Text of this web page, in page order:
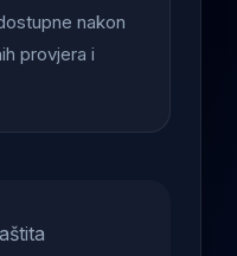
nakon
provjera i